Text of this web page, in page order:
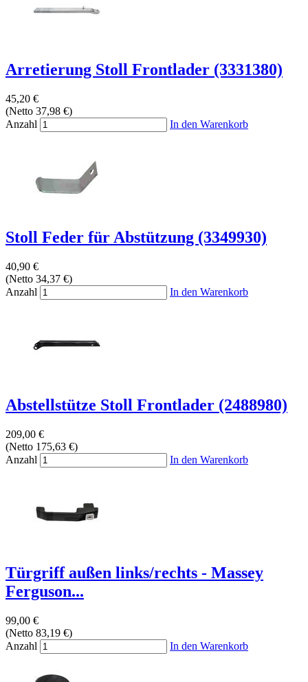
Arretierung Stoll Frontlader (3331380)
45,20 €
(Netto 37,98 €)
Anzahl
In den Warenkorb
Stoll Feder für Abstützung (3349930)
40,90 €
(Netto 34,37 €)
Anzahl
In den Warenkorb
Abstellstütze Stoll Frontlader (2488980)
209,00 €
(Netto 175,63 €)
Anzahl
In den Warenkorb
Türgriff außen links/rechts - Massey
Ferguson...
99,00 €
(Netto 83,19 €)
Anzahl
In den Warenkorb